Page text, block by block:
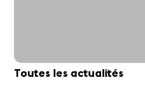
Toutes les actualités